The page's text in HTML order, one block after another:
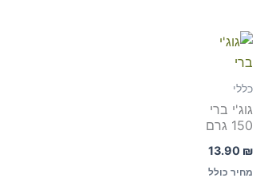
כללי
גוג'י ברי
150 גרם
13.90 ₪
מחיר כולל